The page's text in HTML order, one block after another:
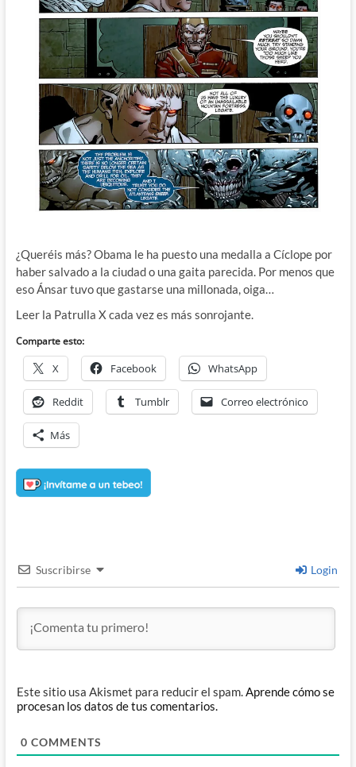
¿Queréis más? Obama le ha puesto una medalla a Cíclope por
haber salvado a la ciudad o una gaita parecida. Por menos que
eso Ánsar tuvo que gastarse una millonada, oiga…
Leer la Patrulla X cada vez es más sonrojante.
Comparte esto:
X Facebook WhatsApp
Reddit Tumblr Correo electrónico
Más
Suscribirse Login
Este sitio usa Akismet para reducir el spam.Aprende cómo se
procesan los datos de tus comentarios.
0 COMMENTS